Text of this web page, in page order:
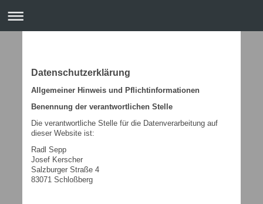
Datenschutzerklärung
Allgemeiner Hinweis und Pflichtinformationen
Benennung der verantwortlichen Stelle
Die verantwortliche Stelle für die Datenverarbeitung auf
dieser Website ist:
Radl Sepp
Josef Kerscher
Salzburger Straße 4
83071 Schloßberg